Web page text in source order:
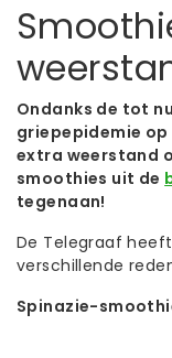
Ondanks de tot
griepepidemie op
extra weerstand
smoothies uit de
tegenaan!
De Telegraaf
verschillende
Spinazie-